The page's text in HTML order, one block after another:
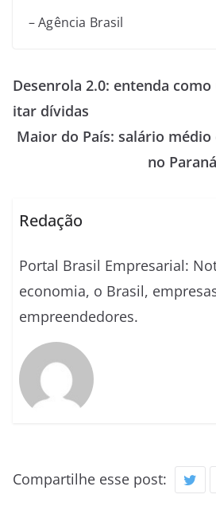
– Agência Brasil
Desenrola 2.0: entenda como
itar dívidas
Maior do País: salário
no
Redação
Portal Brasil Empresarial:
economia, o Brasil,
empreendedores.
Compartilhe esse post: